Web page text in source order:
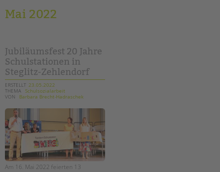
Förderzentren
Kollegs
EFöB
Schulbezogene Sozialarbeit
Tagesgruppen
HILFEN ZUR ERZIEHUNG
EINGLIEDERUNGSHILFE
BETREUTES WOHNEN
Mai 2022
Jubiläumsfest 20 Jahre
Schulstationen in
Steglitz-Zehlendorf
ERSTELLT 23.05.2022
THEMA Schulsozialarbeit
VON
Barbara Brecht-Hadraschek
Am 16. Mai 2022 feierten 13